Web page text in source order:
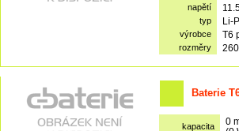
napětí
typ
Li-
výrobce
T6
rozměry
Baterie
kapacita
0